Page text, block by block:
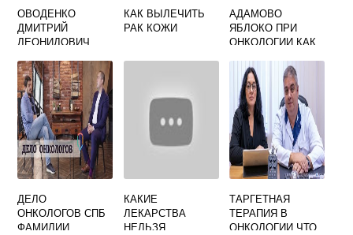
ОВОДЕНКО
ДМИТРИЙ
ЛЕОНИДОВИЧ
ОТЗЫВЫ
КАК ВЫЛЕЧИТЬ
РАК КОЖИ
АДАМОВО
ЯБЛОКО ПРИ
ОНКОЛОГИИ КАК
ДЕЛО
ОНКОЛОГОВ СПБ
ФАМИЛИИ
КАКИЕ
ЛЕКАРСТВА
НЕЛЬЗЯ
ТАРГЕТНАЯ
ТЕРАПИЯ В
ОНКОЛОГИИ ЧТО